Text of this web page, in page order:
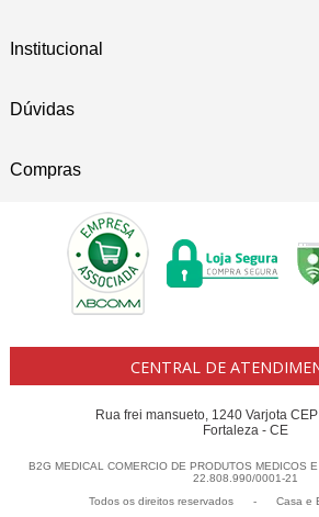
Institucional
Dúvidas
Compras
CENTRAL DE
Rua frei mansueto, 1240 Varjota
Fortaleza - CE
B2G MEDICAL COMERCIO DE PRODUTOS MEDICOS
22.808.990/0001-21
Todos os direitos reservados
- Casa e